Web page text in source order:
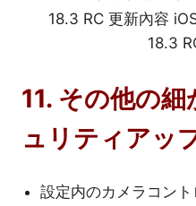
11. その他の
ュリティアッ
設定内のカメラコン